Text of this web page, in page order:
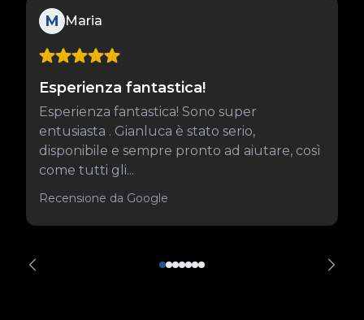
M Maria
Esperienza fantastica!
Esperienza fantastica! Sono super
entusiasta . Gianluca è stato serio,
disponibile e sempre pronto ad aiutare, così
come tutti gli...
Recensione da Google